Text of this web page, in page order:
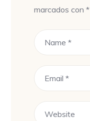
marcados con*